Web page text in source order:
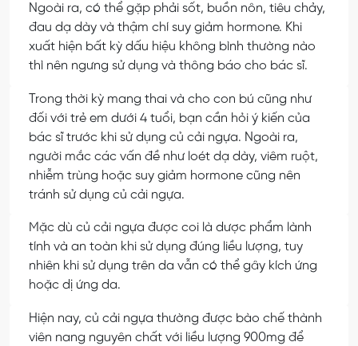
Ngoài ra, có thể gặp phải sốt, buồn nôn, tiêu chảy,
đau dạ dày và thậm chí suy giảm hormone. Khi
xuất hiện bất kỳ dấu hiệu không bình thường nào
thì nên ngưng sử dụng và thông báo cho bác sĩ.
Trong thời kỳ mang thai và cho con bú cũng như
đối với trẻ em dưới 4 tuổi, bạn cần hỏi ý kiến của
bác sĩ trước khi sử dụng củ cải ngựa. Ngoài ra,
người mắc các vấn đề như loét dạ dày, viêm ruột,
nhiễm trùng hoặc suy giảm hormone cũng nên
tránh sử dụng củ cải ngựa.
Mặc dù củ cải ngựa được coi là dược phẩm lành
tính và an toàn khi sử dụng đúng liều lượng, tuy
nhiên khi sử dụng trên da vẫn có thể gây kích ứng
hoặc dị ứng da.
Hiện nay, củ cải ngựa thường được bào chế thành
viên nang nguyên chất với liều lượng 900mg để